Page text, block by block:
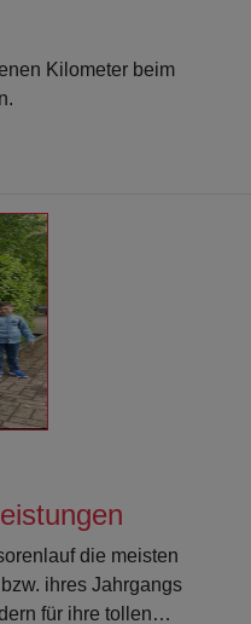
Kilometer beim
die meisten
ihres Jahrgangs
für ihre tollen…